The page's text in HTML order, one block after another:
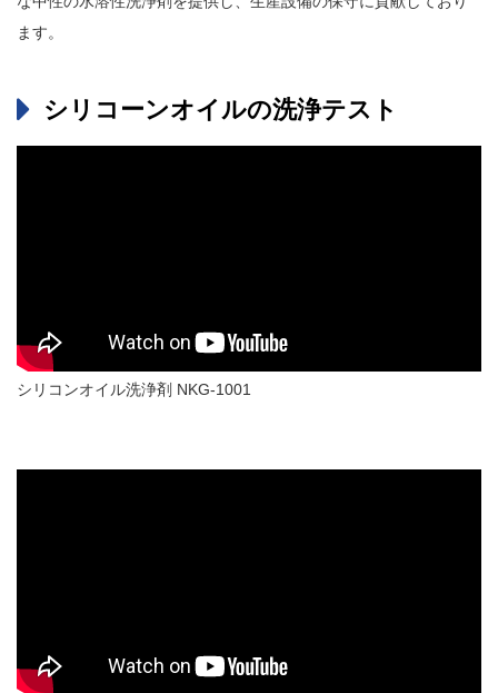
ます。
シリコーンオイルの洗浄テスト
シリコンオイル洗浄剤 NKG-1001